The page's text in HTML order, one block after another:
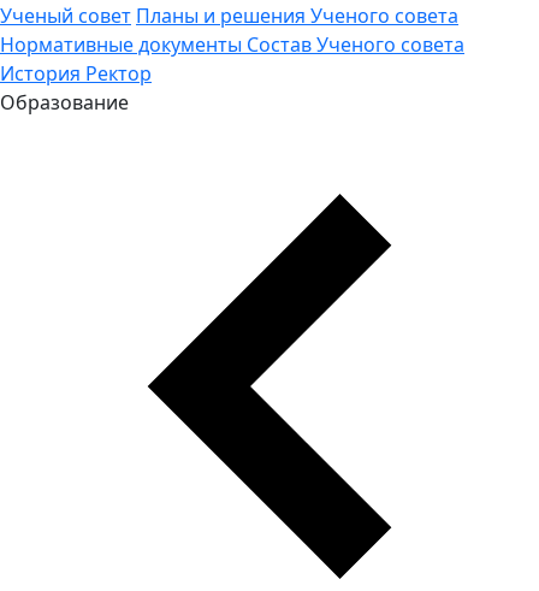
Ученый совет Планы и решения Ученого совета
Нормативные документы Состав Ученого совета
История Ректор
Образование